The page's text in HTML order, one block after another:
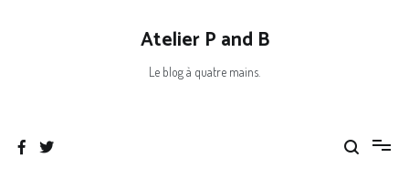
Atelier P and B
Le blog à quatre mains.